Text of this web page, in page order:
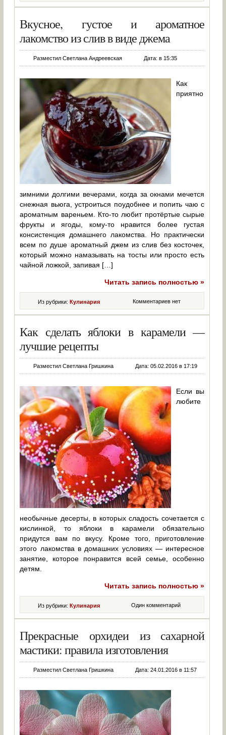
Вкусное, густое и ароматное
лакомство из слив в виде джема
Разместил Светлана Андреевская Дата: в 15:35
Как
приятно
зимними долгими вечерами, когда за окнами мечется
снежная вьюга, устроиться поудобнее и попить чаю с
ароматным вареньем. Кто-то любит протёртые сырые
фрукты и ягоды, кому-то нравится более густая
консистенция домашнего лакомства. Но практически
всем по душе ароматный джем из слив без косточек,
который можно намазывать на тосты или просто есть
чайной ложкой, запивая […]
Читать запись полностью »
Комментариев нет
Из рубрики:Кулинария
Как сделать яблоки в карамели —
лучшие рецепты
Разместил Светлана Гришкина Дата: 05.02.2016 в 17:19
Если вы
любите
необычные десерты, в которых сладость сочетается с
кислинкой, то яблоки в карамели обязательно
придутся вам по вкусу. Кроме того, приготовление
этого лакомства в домашних условиях — интересное
занятие, которое понравится всей семье, особенно
детям.
Читать запись полностью »
Один комментарий
Из рубрики:Кулинария
Прекрасные орхидеи из сахарной
мастики: правила изготовления
Разместил Светлана Гришкина Дата: 24.01.2016 в 11:57